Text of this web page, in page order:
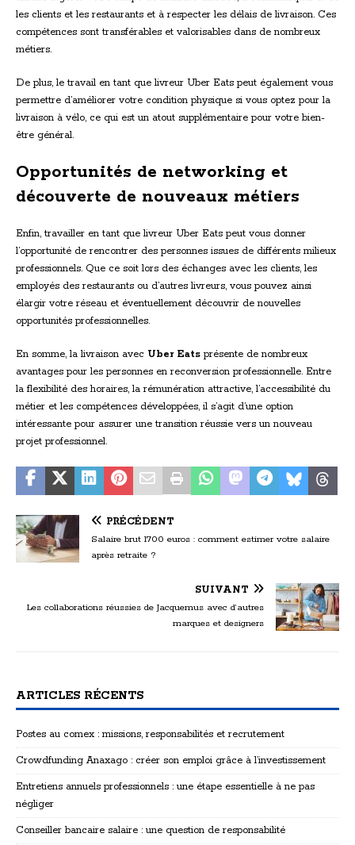
les clients et les restaurants et à respecter les délais de livraison. Ces
compétences sont transférables et valorisables dans de nombreux
métiers.
De plus, le travail en tant que livreur Uber Eats peut également vous
permettre d’améliorer votre condition physique si vous optez pour la
livraison à vélo, ce qui est un atout supplémentaire pour votre bien-
être général.
Opportunités de networking et
découverte de nouveaux métiers
Enfin, travailler en tant que livreur Uber Eats peut vous donner
l’opportunité de rencontrer des personnes issues de différents milieux
professionnels. Que ce soit lors des échanges avec les clients, les
employés des restaurants ou d’autres livreurs, vous pouvez ainsi
élargir votre réseau et éventuellement découvrir de nouvelles
opportunités professionnelles.
En somme, la livraison avec Uber Eats présente de nombreux
avantages pour les personnes en reconversion professionnelle. Entre
la flexibilité des horaires, la rémunération attractive, l’accessibilité du
métier et les compétences développées, il s’agit d’une option
intéressante pour assurer une transition réussie vers un nouveau
projet professionnel.
PRÉCÉDENT
Salaire brut 1700 euros : comment estimer votre salaire
après retraite ?
SUIVANT
Les collaborations réussies de Jacquemus avec d’autres
marques et designers
ARTICLES RÉCENTS
Postes au comex : missions, responsabilités et recrutement
Crowdfunding Anaxago : créer son emploi grâce à l’investissement
Entretiens annuels professionnels : une étape essentielle à ne pas
négliger
Conseiller bancaire salaire : une question de responsabilité